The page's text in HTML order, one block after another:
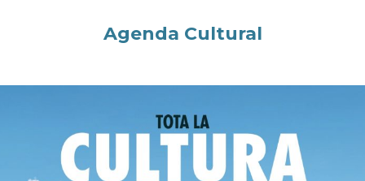
Agenda Cultural